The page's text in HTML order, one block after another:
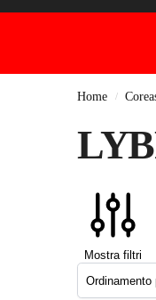
Home /
Mostra filtri